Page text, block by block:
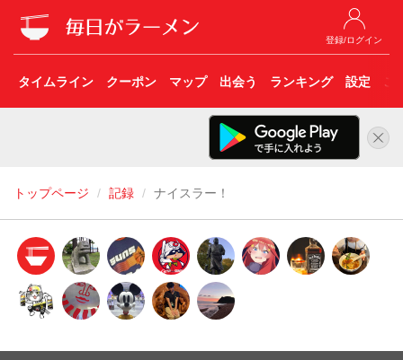
登録/ログイン
タイムライン クーポン マップ 出会う ランキング 設定 こ
トップページ 記録 ナイスラー！